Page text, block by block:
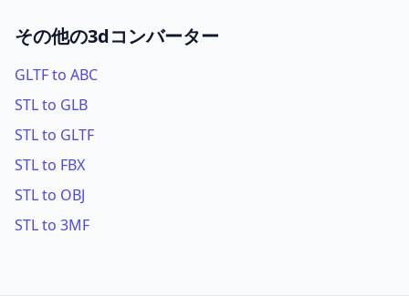
その他の3dコンバーター
GLTF to ABC
STL to GLB
STL to GLTF
STL to FBX
STL to OBJ
STL to 3MF